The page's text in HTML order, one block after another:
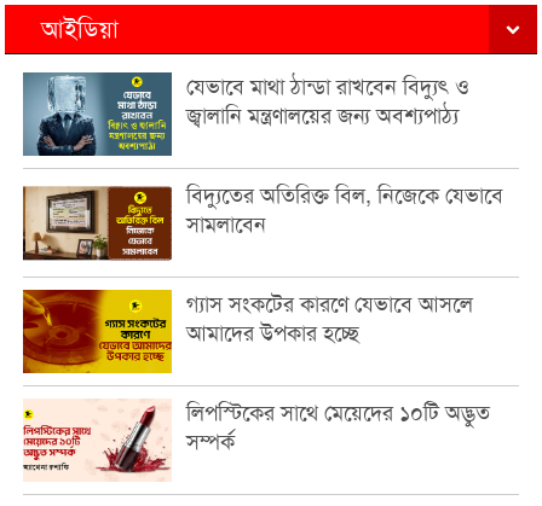
আইডিয়া
যেভাবে মাথা ঠান্ডা রাখবেন বিদ্যুৎ ও
জ্বালানি মন্ত্রণালয়ের জন্য অবশ্যপাঠ্য
বিদ্যুতের অতিরিক্ত বিল, নিজেকে যেভাবে
সামলাবেন
গ্যাস সংকটের কারণে যেভাবে আসলে
আমাদের উপকার হচ্ছে
লিপস্টিকের সাথে মেয়েদের ১০টি অদ্ভুত
সম্পর্ক